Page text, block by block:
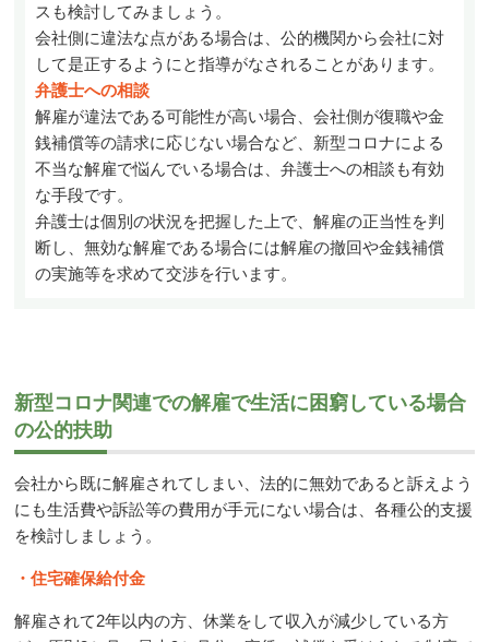
スも検討してみましょう。
会社側に違法な点がある場合は、公的機関から会社に対
して是正するようにと指導がなされることがあります。
弁護士への相談
解雇が違法である可能性が高い場合、会社側が復職や金
銭補償等の請求に応じない場合など、新型コロナによる
不当な解雇で悩んでいる場合は、弁護士への相談も有効
な手段です。
弁護士は個別の状況を把握した上で、解雇の正当性を判
断し、無効な解雇である場合には解雇の撤回や金銭補償
の実施等を求めて交渉を行います。
新型コロナ関連での解雇で生活に困窮している場合
の公的扶助
会社から既に解雇されてしまい、法的に無効であると訴えよう
にも生活費や訴訟等の費用が手元にない場合は、各種公的支援
を検討しましょう。
・住宅確保給付金
解雇されて2年以内の方、休業をして収入が減少している方